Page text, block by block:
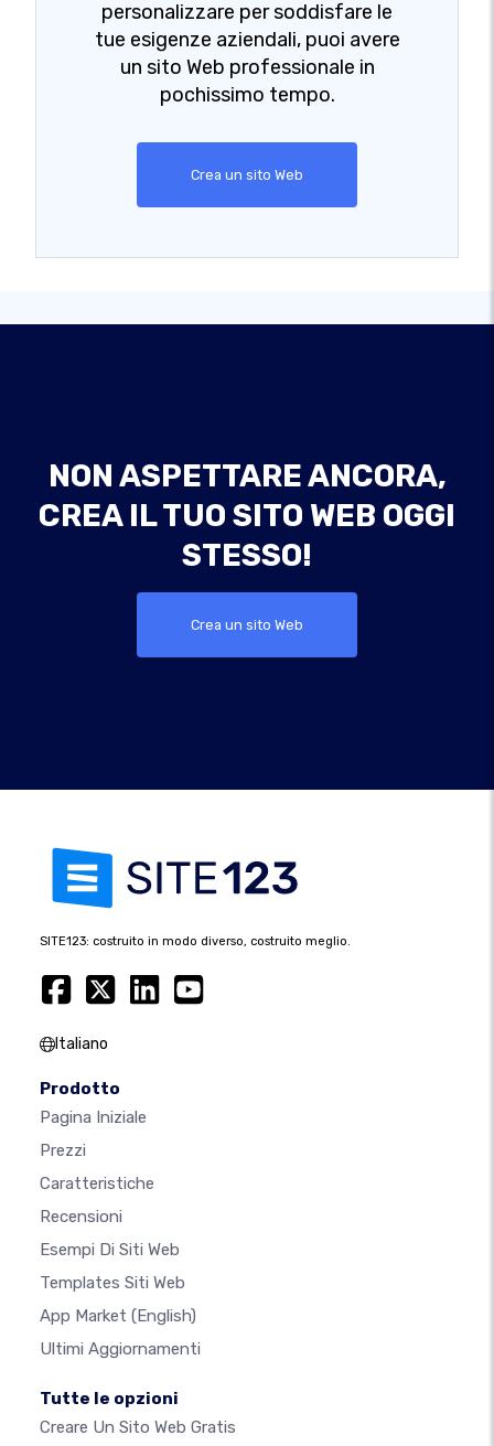
personalizzare per soddisfare le
tue esigenze aziendali, puoi avere
un sito Web professionale in
pochissimo tempo.
Crea un sito Web
NON ASPETTARE ANCORA,
CREA IL TUO SITO WEB OGGI
STESSO!
Crea un sito Web
SITE123: costruito in modo diverso, costruito meglio.
Italiano
Prodotto
Pagina Iniziale
Prezzi
Caratteristiche
Recensioni
Esempi Di Siti Web
Templates Siti Web
App Market (English)
Ultimi Aggiornamenti
Tutte le opzioni
Creare Un Sito Web Gratis